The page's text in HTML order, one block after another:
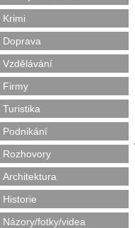
Krimi
Doprava
Vzdělávání
Firmy
Turistika
Podnikání
Rozhovory
Architektura
Historie
Názory/fotky/videa